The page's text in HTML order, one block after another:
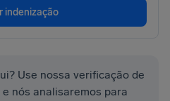
indenização
Use nossa verificação de
nós analisaremos para